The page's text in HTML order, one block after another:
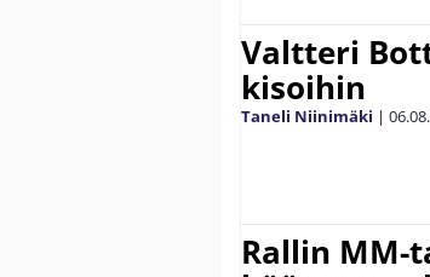
Valtteri
kisoihin
Taneli Niinimäki |
Rallin MM-